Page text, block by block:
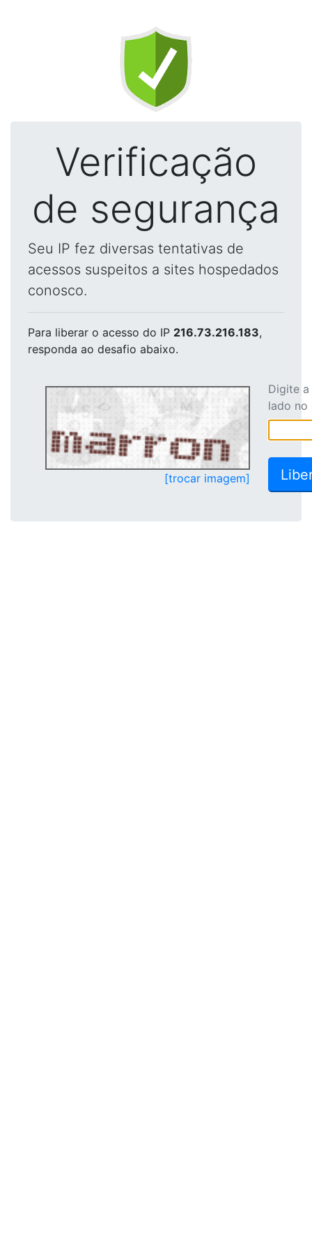
Verificação
de segurança
Seu IP fez diversas tentativas de
acessos suspeitos a sites hospedados
conosco.
Para liberar o acesso do IP 216.73.216.183,
responda ao desafio abaixo.
[trocar imagem]
Digite
lado no